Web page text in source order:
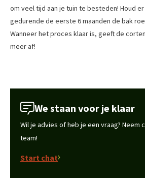
om veel tijd aan je tuin te besteden! Houd
gedurende de eerste 6 maanden de bak
Wanneer het proces klaar is, geeft de
meer af!
We staan voor je klaar
Wil je advies of heb je een vraag? Neem
team!
Start chat